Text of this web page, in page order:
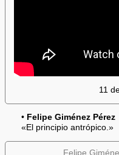
11
• Felipe Giménez Pérez
«El principio antrópico.»
Felipe